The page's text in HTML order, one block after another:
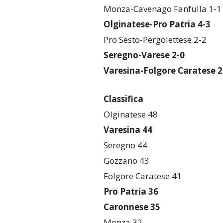
Monza-Cavenago Fanfulla 1-1
Olginatese-Pro Patria 4-3
Pro Sesto-Pergolettese 2-2
Seregno-Varese 2-0
Varesina-Folgore Caratese
Classifica
Olginatese 48
Varesina 44
Seregno 44
Gozzano 43
Folgore Caratese 41
Pro Patria 36
Caronnese 35